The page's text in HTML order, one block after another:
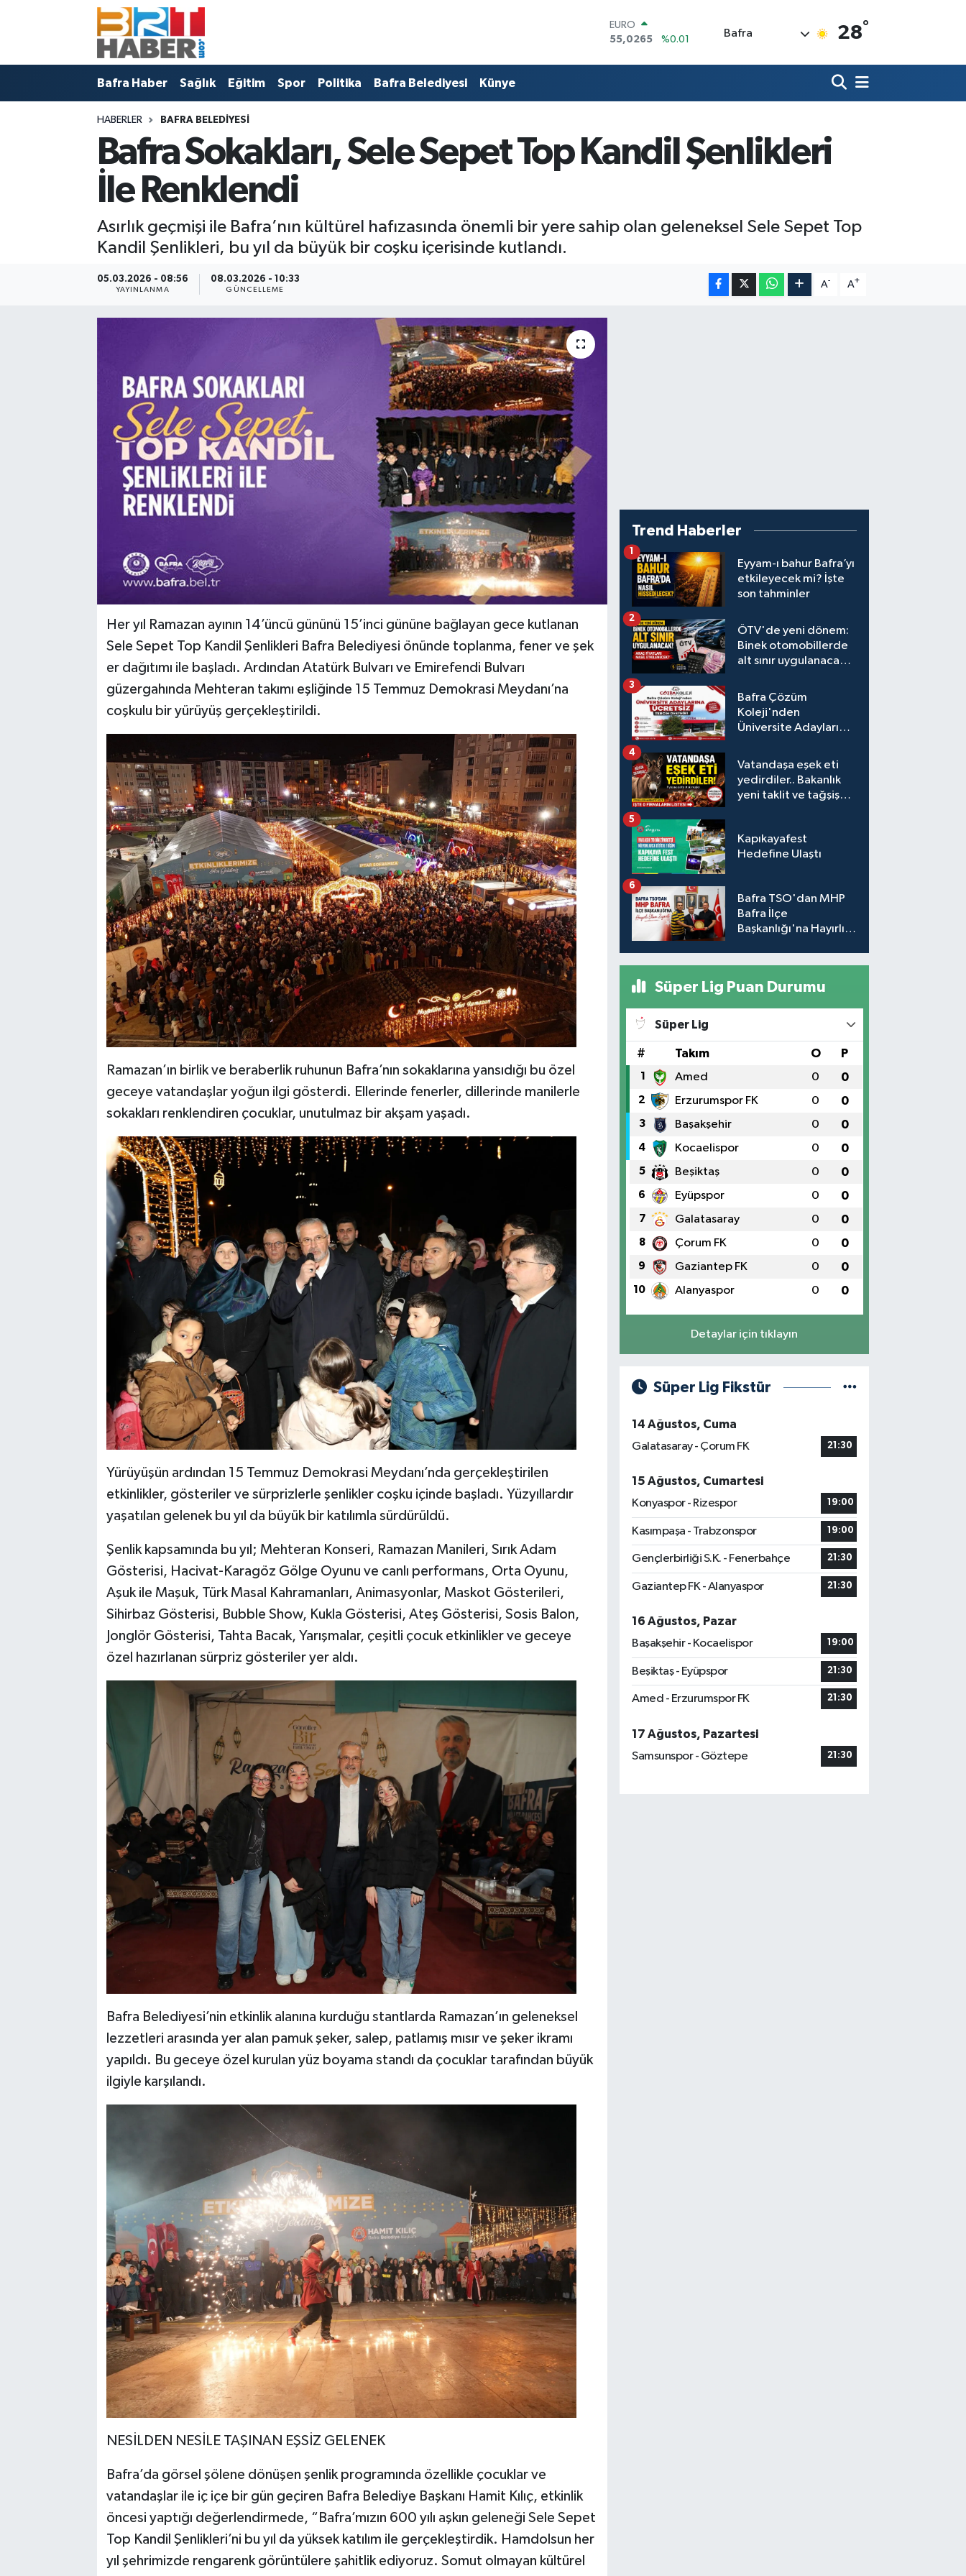
STERLİN
64,1897
%0.02
47,7069
Bafra 28°
Bafra Haber Sağlık Eğitim Spor Politika Bafra Belediyesi Künye
HABERLER BAFRA BELEDIYESI
Bafra Sokakları, Sele Sepet Top Kandil Şenlikleri
İle Renklendi
Asırlık geçmişi ile Bafra’nın kültürel hafızasında önemli bir yere sahip olan geleneksel Sele Sepet Top
Kandil Şenlikleri, bu yıl da büyük bir coşku içerisinde kutlandı.
05.03.2026 - 08:56
YAYINLANMA
08.03.2026 - 10:33
GÜNCELLEME
A- A+
Her yıl Ramazan ayının 14’üncü gününü 15’inci gününe bağlayan gece kutlanan
Sele Sepet Top Kandil Şenlikleri Bafra Belediyesi önünde toplanma, fener ve şek
er dağıtımı ile başladı. Ardından Atatürk Bulvarı ve Emirefendi Bulvarı
güzergahında Mehteran takımı eşliğinde 15 Temmuz Demokrasi Meydanı’na
coşkulu bir yürüyüş gerçekleştirildi.
Ramazan’ın birlik ve beraberlik ruhunun Bafra’nın sokaklarına yansıdığı bu özel
geceye vatandaşlar yoğun ilgi gösterdi. Ellerinde fenerler, dillerinde manilerle
sokakları renklendiren çocuklar, unutulmaz bir akşam yaşadı.
Yürüyüşün ardından 15 Temmuz Demokrasi Meydanı’nda gerçekleştirilen
etkinlikler, gösteriler ve sürprizlerle şenlikler coşku içinde başladı. Yüzyıllardır
yaşatılan gelenek bu yıl da büyük bir katılımla sürdürüldü.
Şenlik kapsamında bu yıl; Mehteran Konseri, Ramazan Manileri, Sırık Adam
Gösterisi, Hacivat-Karagöz Gölge Oyunu ve canlı performans, Orta Oyunu,
Aşuk ile Maşuk, Türk Masal Kahramanları, Animasyonlar, Maskot Gösterileri,
Sihirbaz Gösterisi, Bubble Show, Kukla Gösterisi, Ateş Gösterisi, Sosis Balon,
Jonglör Gösterisi, Tahta Bacak, Yarışmalar, çeşitli çocuk etkinlikler ve geceye
özel hazırlanan sürpriz gösteriler yer aldı.
Bafra Belediyesi’nin etkinlik alanına kurduğu stantlarda Ramazan’ın geleneksel
lezzetleri arasında yer alan pamuk şeker, salep, patlamış mısır ve şeker ikramı
yapıldı. Bu geceye özel kurulan yüz boyama standı da çocuklar tarafından büyük
ilgiyle karşılandı.
NESİLDEN NESİLE TAŞINAN EŞSİZ GELENEK
Bafra’da görsel şölene dönüşen şenlik programında özellikle çocuklar ve
vatandaşlar ile iç içe bir gün geçiren Bafra Belediye Başkanı Hamit Kılıç, etkinlik
öncesi yaptığı değerlendirmede, “Bafra’mızın 600 yılı aşkın geleneği Sele Sepet
Top Kandil Şenlikleri’ni bu yıl da yüksek katılım ile gerçekleştirdik. Hamdolsun her
yıl şehrimizde rengarenk görüntülere şahitlik ediyoruz. Somut olmayan kültürel
Trend Haberler
Eyyam-ı bahur Bafra’yı
etkileyecek mi? İşte
son tahminler
1
ÖTV'de yeni dönem:
Binek otomobillerde
alt sınır uygulanacak!
etkilenecek?
2
Bafra Çözüm
Koleji'nden
Üniversite Adaylarına
Desteği
3
Vatandaşa eşek eti
yedirdiler.. Bakanlık
yeni taklit ve tağşiş
4
Kapıkayafest
Hedefine Ulaştı
5
Bafra TSO'dan MHP
Bafra İlçe
Başkanlığı'na Hayırlı
6
Süper Lig Puan Durumu
Süper Lig
# Takım O P
1 Amed 0 0
2 Erzurumspor FK 0 0
3 Başakşehir 0 0
4 Kocaelispor 0 0
5 Beşiktaş 0 0
6 Eyüpspor 0 0
7 Galatasaray 0 0
8 Çorum FK 0 0
9 Gaziantep FK 0 0
10 Alanyaspor 0 0
Detaylar için tıklayın
Süper Lig Fikstür
14 Ağustos, Cuma
Galatasaray - Çorum FK
21:30
15 Ağustos, Cumartesi
Konyaspor - Rizespor
19:00
Kasımpaşa - Trabzonspor 19:00
Gençlerbirliği S.K. - Fenerbahçe 21:30
Gaziantep FK - Alanyaspor 21:30
16 Ağustos, Pazar
Başakşehir - Kocaelispor
19:00
Beşiktaş - Eyüpspor 21:30
Amed - Erzurumspor FK 21:30
17 Ağustos, Pazartesi
Samsunspor - Göztepe
21:30
Bafra Vefat İlanları
Bafra Nöbetçi Eczaneler
Bafra Haber
Samsun Nöbetçi Eczaneler
Samsun Hava Durumu
Samsun Trafik Yoğunluk Haritası
Süper Lig Puan Durumu ve Fikstür
Son Dakika Haberleri